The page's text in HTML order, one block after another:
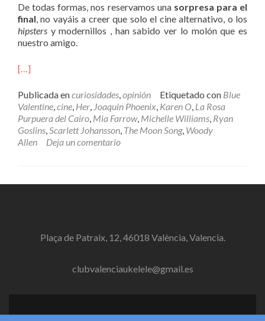
De todas formas, nos reservamos una sorpresa para el
final , no vayáis a creer que solo el cine alternativo, o los
hipsters y modernillos , han sabido ver lo molón que es
nuestro amigo.
[…]
Publicada encuriosidades opinión Etiquetado con Blue
Valentine cine Her Joaquin Phoenix Karen O La Rosa
Purpuera del Cairo Mia Farrow, Michelle Williams Ryan
Goslins Scarlett Johansson The Moon Song, Woody
Allen
Deja un comentario
Plaça de Patraix, 12, 46018 València, Valencia.
clubvalenciaukelele@gmail.es